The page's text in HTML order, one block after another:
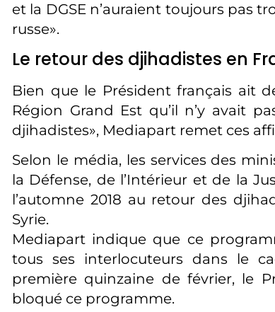
et la DGSE n’auraient toujours pas
russe».
Le retour des djihadistes en
Bien que le Président français ait
Région Grand Est qu’il n’y avait
djihadistes», Mediapart remet ces
Selon le média, les services des
la Défense, de l’Intérieur et de la
l’automne 2018 au retour des
Syrie.
Mediapart indique que ce
tous ses interlocuteurs dans le
première quinzaine de février, le
bloqué ce programme.